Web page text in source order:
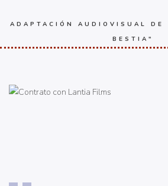
ADAPTACIÓN AUDIOVISUAL DE
BESTIA"